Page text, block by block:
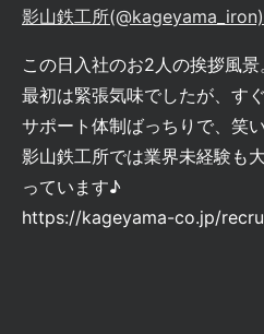
影山鉄工所
この日入社のお2人の挨拶風景
最初は緊張気味でしたが、す
サポート体制ばっちりで、笑
影山鉄工所では業界未経験も
っています♪
https://kageyama-co.jp/